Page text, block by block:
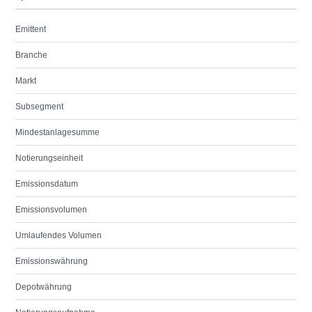
Emittent
Branche
Markt
Subsegment
Mindestanlagesumme
Notierungseinheit
Emissionsdatum
Emissionsvolumen
Umlaufendes Volumen
Emissionswährung
Depotwährung